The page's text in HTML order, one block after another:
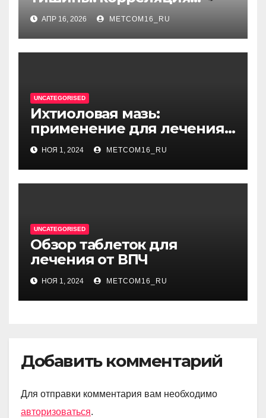
между когнитивным
диссонансом и U на
единицу
АПР 16, 2026 METCOM16_RU
UNCATEGORISED
Ихтиоловая мазь:
применение для лечения
фурункулов
НОЯ 1, 2024 METCOM16_RU
UNCATEGORISED
Обзор таблеток для
лечения от ВПЧ
НОЯ 1, 2024 METCOM16_RU
Добавить комментарий
Для отправки комментария вам необходимо
авторизоваться.